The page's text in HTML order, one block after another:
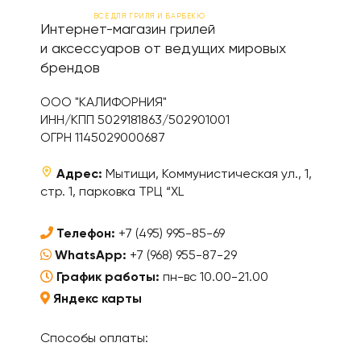
ВСЕ ДЛЯ ГРИЛЯ И БАРБЕКЮ
Интернет-магазин грилей
и аксессуаров от ведущих мировых
брендов
ООО "КАЛИФОРНИЯ"
ИНН/КПП 5029181863/502901001
ОГРН 1145029000687
Адрес: Мытищи, Коммунистическая ул., 1,
стр. 1, парковка ТРЦ “XL
Телефон: +7 (495) 995-85-69
WhatsApp: +7 (968) 955-87-29
График работы: пн-вс 10.00-21.00
Яндекс карты
Способы оплаты: